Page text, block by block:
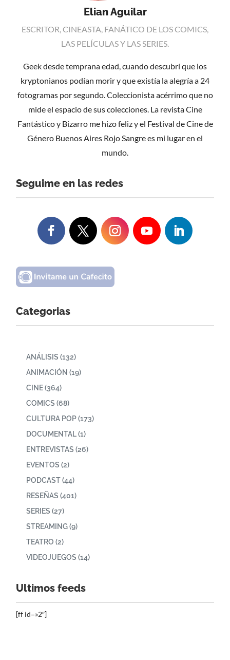
Elian Aguilar
ESCRITOR, CINEASTA, FANÁTICO DE LOS COMICS,
LAS PELÍCULAS Y LAS SERIES.
Geek desde temprana edad, cuando descubrí que los
kryptonianos podían morir y que existía la alegría a 24
fotogramas por segundo. Coleccionista acérrimo que no
mide el espacio de sus colecciones. La revista Cine
Fantástico y Bizarro me hizo feliz y el Festival de Cine de
Género Buenos Aires Rojo Sangre es mi lugar en el
mundo.
Seguime en las redes
Categorias
ANÁLISIS (132)
ANIMACIÓN (19)
CINE(364)
COMICS (68)
CULTURA POP(173)
DOCUMENTAL(1)
ENTREVISTAS (26)
EVENTOS (2)
PODCAST(44)
RESEÑAS (401)
SERIES (27)
STREAMING(9)
TEATRO (2)
VIDEOJUEGOS (14)
Ultimos feeds
[ff id=»2″]